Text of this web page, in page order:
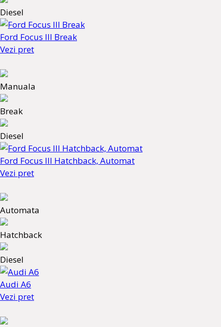
Diesel
Ford Focus III Break
Vezi pret
Manuala
Break
Diesel
Ford Focus III Hatchback, Automat
Vezi pret
Automata
Hatchback
Diesel
Audi A6
Vezi pret